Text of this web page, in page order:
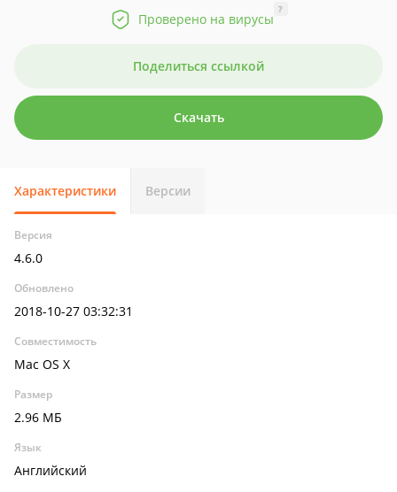
Проверено на вирусы
?
Поделиться ссылкой
Скачать
Характеристики Версии
Версия
4.6.0
Обновлено
2018-10-27 03:32:31
Совместимость
Mac OS X
Размер
2.96 МБ
Язык
Английский